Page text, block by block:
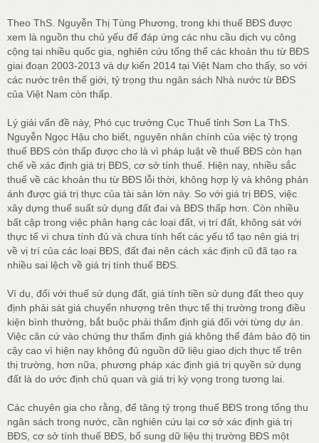
Theo ThS. Nguyễn Thị Tùng Phương, trong khi thuế BĐS được
xem là nguồn thu chủ yếu để đáp ứng các nhu cầu dịch vụ công
cộng tại nhiều quốc gia, nghiên cứu tổng thể các khoản thu từ BĐS
giai đoạn 2003-2013 và dự kiến 2014 tại Việt Nam cho thấy, so với
các nước trên thế giới, tỷ trọng thu ngân sách Nhà nước từ BĐS
của Việt Nam còn thấp.
Lý giải vấn đề này, Phó cục trưởng Cục Thuế tỉnh Sơn La ThS.
Nguyễn Ngọc Hậu cho biết, nguyên nhân chính của việc tỷ trọng
thuế BĐS còn thấp được cho là vì pháp luật về thuế BĐS còn hạn
chế về xác định giá trị BĐS, cơ sở tính thuế. Hiện nay, nhiều sắc
thuế về các khoản thu từ BĐS lỗi thời, không hợp lý và không phản
ánh được giá trị thực của tài sản lớn này. So với giá trị BĐS, việc
xây dựng thuế suất sử dụng đất đai và BĐS thấp hơn. Còn nhiều
bất cập trong việc phân hạng các loại đất, vị trí đất, không sát với
thực tế vì chưa tính đủ và chưa tính hết các yếu tố tạo nên giá trị
về vị trí của các loại BĐS, đất đai nên cách xác định cũ đã tạo ra
nhiều sai lệch về giá trị tính thuế BĐS.
Ví dụ, đối với thuế sử dụng đất, giá tính tiền sử dụng đất theo quy
định phải sát giá chuyển nhượng trên thực tế thị trường trong điều
kiện bình thường, bắt buộc phải thẩm định giá đối với từng dự án.
Việc căn cứ vào chứng thư thẩm định giá không thể đảm bảo độ tin
cậy cao vì hiện nay không đủ nguồn dữ liệu giao dịch thực tế trên
thị trường, hơn nữa, phương pháp xác định giá trị quyền sử dụng
đất là do ước định chủ quan và giá trị kỳ vọng trong tương lai.
Các chuyên gia cho rằng, để tăng tỷ trọng thuế BĐS trong tổng thu
ngân sách trong nước, cần nghiên cứu lại cơ sở xác định giá trị
BĐS, cơ sở tính thuế BĐS, bổ sung dữ liệu thị trường BĐS một